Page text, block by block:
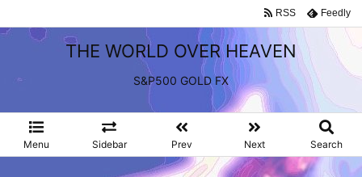
THE WORLD OVER HEAVEN
S&P500 GOLD FX
Menu Sidebar Prev Next Search
RSS Feedly